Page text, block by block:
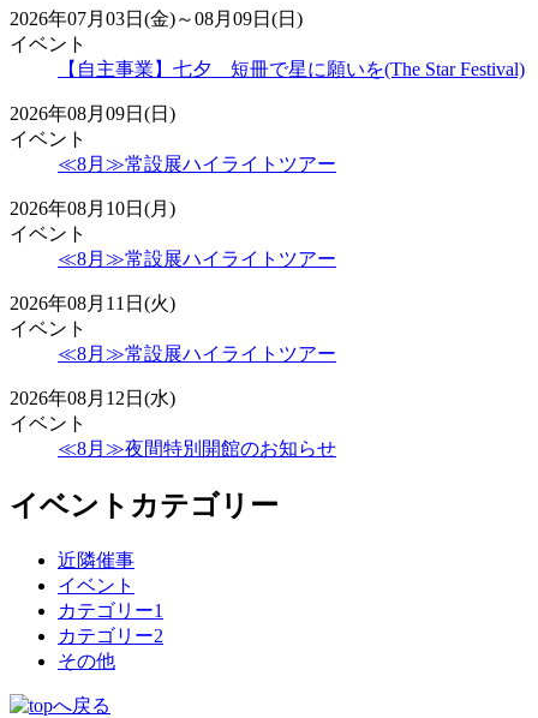
2026年07月03日(金)～08月09日(日)
イベント
【自主事業】七夕 短冊で星に願いを(The Star Festival)
2026年08月09日(日)
イベント
≪8月≫常設展ハイライトツアー
2026年08月10日(月)
イベント
≪8月≫常設展ハイライトツアー
2026年08月11日(火)
イベント
≪8月≫常設展ハイライトツアー
2026年08月12日(水)
イベント
≪8月≫夜間特別開館のお知らせ
イベントカテゴリー
近隣催事
イベント
カテゴリー1
カテゴリー2
その他